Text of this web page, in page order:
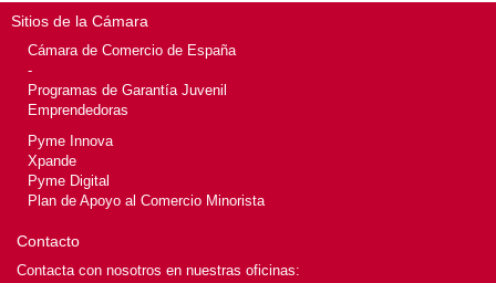
Sitios de la Cámara
Cámara de Comercio de España
-
Programas de Garantía Juvenil
Emprendedoras
Pyme Innova
Xpande
Pyme Digital
Plan de Apoyo al Comercio Minorista
Contacto
Contacta con nosotros en nuestras oficinas: